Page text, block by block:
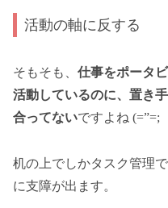
活動の軸に反する
そもそも、 仕事をポータ
活動しているのに、置き
合ってないですよね (=”=;
机の上でしかタスク管理
に支障が出ます。